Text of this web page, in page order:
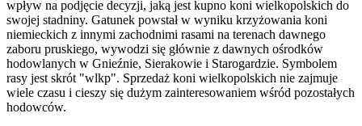
wpływ na podjęcie decyzji, jaką jest kupno koni wielkopolskich do
swojej stadniny. Gatunek powstał w wyniku krzyżowania koni
niemieckich z innymi zachodnimi rasami na terenach dawnego
zaboru pruskiego, wywodzi się głównie z dawnych ośrodków
hodowlanych w Gnieźnie, Sierakowie i Starogardzie. Symbolem
rasy jest skrót "wlkp". Sprzedaż koni wielkopolskich nie zajmuje
wiele czasu i cieszy się dużym zainteresowaniem wśród pozostałych
hodowców.